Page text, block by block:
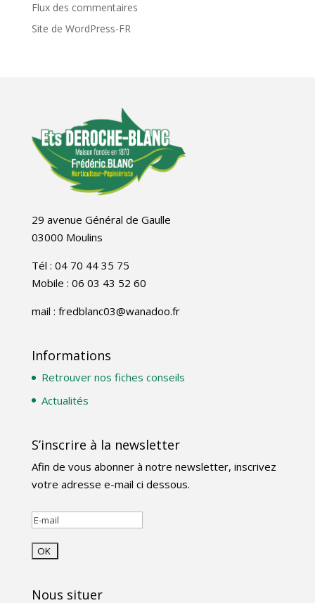
Flux des commentaires
Site de WordPress-FR
29 avenue Général de Gaulle
03000 Moulins
Tél : 04 70 44 35 75
Mobile : 06 03 43 52 60
mail : fredblanc03@wanadoo.fr
Informations
Retrouver nos fiches conseils
Actualités
S’inscrire à la newsletter
Afin de vous abonner à notre newsletter, inscrivez
votre adresse e-mail ci dessous.
Nous situer